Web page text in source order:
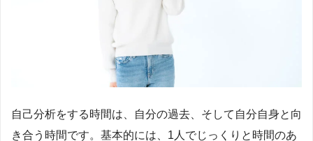
自己分析をする時間は、自分の過去、そして自分自身と向
き合う時間です。基本的には、1人でじっくりと時間のあ